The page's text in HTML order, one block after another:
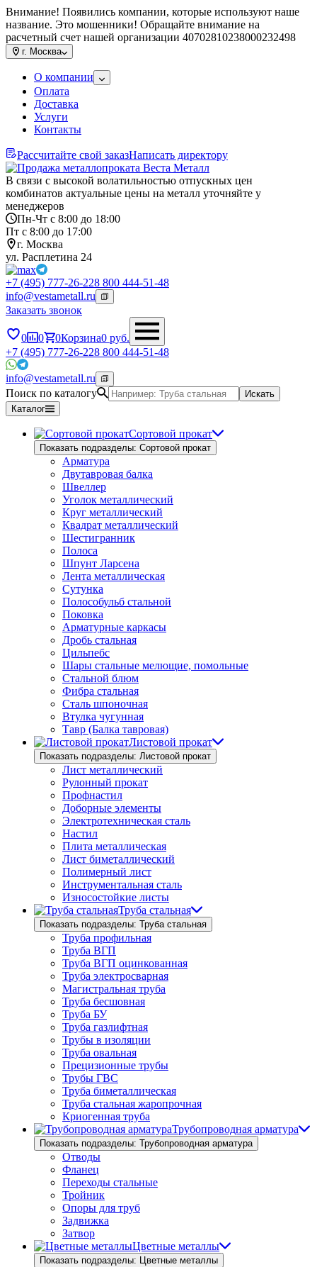
Внимание! Появились компании, которые используют наше
название. Это мошенники! Обращайте внимание на
расчетный счет нашей организации 40702810238000232498
г. Москва
О компании
Оплата
Доставка
Услуги
Контакты
Рассчитайте свой заказНаписать директору
В связи с высокой волатильностью отпускных цен
комбинатов актуальные цены на металл уточняйте у
менеджеров
Пн-Чт с 8:00 до 18:00
Пт с 8:00 до 17:00
г. Москва
ул. Расплетина 24
+7 (495) 777-26-228 800 444-51-48
info@vestametall.ru
Заказать звонок
0 0 0Корзина0 руб.
+7 (495) 777-26-228 800 444-51-48
info@vestametall.ru
Поиск по каталогу
Искать
Каталог
Сортовой прокат
Показать подразделы: Сортовой прокат
Арматура
Двутавровая балка
Швеллер
Уголок металлический
Круг металлический
Квадрат металлический
Шестигранник
Полоса
Шпунт Ларсена
Лента металлическая
Сутунка
Полособульб стальной
Поковка
Арматурные каркасы
Дробь стальная
Цильпебс
Шары стальные мелющие, помольные
Стальной блюм
Фибра стальная
Сталь шпоночная
Втулка чугунная
Тавр (Балка тавровая)
Листовой прокат
Показать подразделы: Листовой прокат
Лист металлический
Рулонный прокат
Профнастил
Доборные элементы
Электротехническая сталь
Настил
Плита металлическая
Лист биметаллический
Полимерный лист
Инструментальная сталь
Износостойкие листы
Труба стальная
Показать подразделы: Труба стальная
Труба профильная
Труба ВГП
Труба ВГП оцинкованная
Труба электросварная
Магистральная труба
Труба бесшовная
Труба БУ
Труба газлифтная
Трубы в изоляции
Труба овальная
Прецизионные трубы
Трубы ГВС
Труба биметаллическая
Труба стальная жаропрочная
Криогенная труба
Трубопроводная арматура
Показать подразделы: Трубопроводная арматура
Отводы
Фланец
Переходы стальные
Тройник
Опоры для труб
Задвижка
Затвор
Цветные металлы
Показать подразделы: Цветные металлы